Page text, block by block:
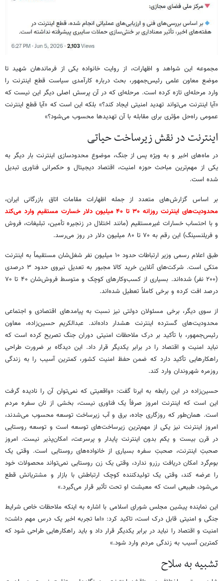
مجموعه این شواهد و اظهارات، از روایت خانواده یکی از فرماندهان شهید تا
موضع معاون علمی رئیس‌جمهور، بحث درباره کارآمدی سیاست قطع اینترنت را
وارد مرحله‌ای تازه کرده است. مرحله‌ای که در آن پرسش اصلی دیگر این نیست که
«آیا اینترنت می‌تواند تهدید امنیتی ایجاد کند؟» بلکه این است که «آیا قطع اینترنت
عمومی راه‌حل مؤثری برای مقابله با آن تهدیدها محسوب می‌شود؟»
اینترنت در نقش زیرساخت حیاتی
در ماه‌های اخیر و به ویژه پس از جنگ، موضوع محدودسازی اینترنت بار دیگر به
یکی از مهم‌ترین مباحث حوزه امنیت، اقتصاد دیجیتال و حکمرانی فناوری تبدیل
شده است.
بر اساس گزارش‌های متعدد از جمله اظهارات مقامات اتاق بازرگانی ایران،
محدودیت‌های اینترنت روزانه ۳۰ تا ۴۰ میلیون دلار خسارت مستقیم وارد می‌کند
و با احتساب خسارات غیرمستقیم (مانند اختلال در زنجیره تأمین، تبلیغات، فروش
و فریلنسینگ) این رقم به ۷۰ تا ۸۰ میلیون دلار در روز می‌رسد.
طبق اعلام رسمی وزیر ارتباطات حدود ۱۰ میلیون نفر شغل‌شان مستقیماً به اینترنت
متکی است. شرکت‌های آنلاین خرید کالا مجبور به تعدیل نیروی حدود ۳ درصدی
(۲۰۰ نفر) شده‌اند. بسیاری از کسب‌وکارهای کوچک و متوسط فروش‌شان ۴۰ تا ۷۰
درصد افت کرده و برخی کاملاً تعطیل شده‌اند.
از سوی دیگر، برخی مسئولان دولتی نیز نسبت به پیامدهای اقتصادی و اجتماعی
محدودیت‌های گسترده اینترنت هشدار داده‌اند. عبدالکریم حسین‌زاده، معاون
رئیس‌جمهور، با تأکید بر درک ملاحظات امنیتی دوران جنگ تصریح کرده است که
نباید امنیت و اقتصاد را در برابر یکدیگر قرار داد. این دیدگاه بر ضرورت طراحی
راهکارهایی تأکید دارد که ضمن حفظ امنیت کشور، کمترین آسیب را به زندگی
روزمره شهروندان وارد کند.
حسین‌زاده در این رابطه به ایرنا گفت: «واقعیتی که نمی‌توان آن را نادیده گرفت
این است که اینترنت امروز صرفاً یک فناوری نیست، بخشی از نان سفره مردم
است. همان‌طور که روزگاری جاده، برق و آب زیرساخت توسعه محسوب می‌شدند،
امروز اینترنت نیز یکی از مهم‌ترین زیرساخت‌های توسعه است و توسعه روستایی
در قرن بیست و یکم بدون اینترنت پایدار و پرسرعت، امکان‌پذیر نیست. امروز
صحبتِ اینترنت، صحبتِ سفره بسیاری از خانواده‌های روستایی است. وقتی یک
بوم‌گرد امکان دریافت رزرو ندارد، وقتی یک زن روستایی نمی‌تواند محصولات خود
را عرضه کند، وقتی یک تولیدکننده کوچک ارتباطش با بازار و مشتریانش قطع
می‌شود، طبیعی است که معیشت او تحت تأثیر قرار می‌گیرد.»
این نماینده پیشین مجلس شورای اسلامی با اشاره به اینکه ملاحظات خاص شرایط
جنگی و امنیتی قابل درک است، تاکید کرد: «اما تجربه اخیر یک درس مهم داشت؛
امنیت و اقتصاد را نباید در برابر یکدیگر قرار داد و باید راهکارهایی طراحی شود که
کمترین آسیب به زندگی مردم وارد شود.»
تشبیه به سلاح